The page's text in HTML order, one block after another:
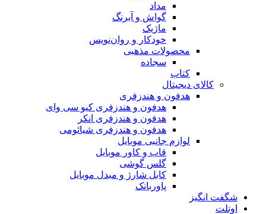
مداد
گواش و آبرنگ
ماژیک
خودکار و روان‌نویس
محصولات مذهبی
سجاده
کتاب
کالای دیجیتال
هدفون و هندزفری
هدفون و هندزفری کیو سی وای
هدفون و هندزفری انکر
هدفون و هندزفری شیائومی
لوازم جانبی موبایل
قاب و کاور موبایل
گلس گوشی
کابل شارژ و مبدل موبایل
پاوربانک
شگفت انگیز
اوتلت